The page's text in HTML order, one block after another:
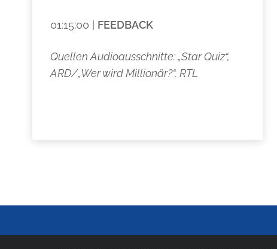
01:15:00 | FEEDBACK
Quellen Audioausschnitte: „Star Quiz“,
ARD/„Wer wird Millionär?“, RTL